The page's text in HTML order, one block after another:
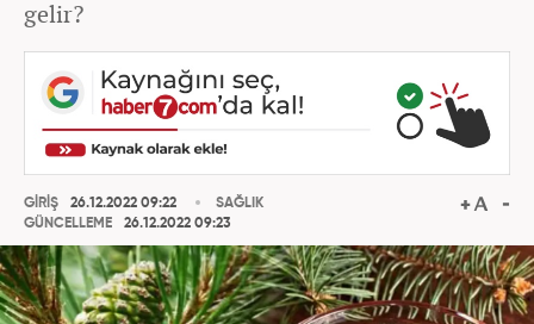
gelir?
GİRİŞ
26.12.2022 09:22
GÜNCELLEME
26.12.2022 09:23
SAĞLIK